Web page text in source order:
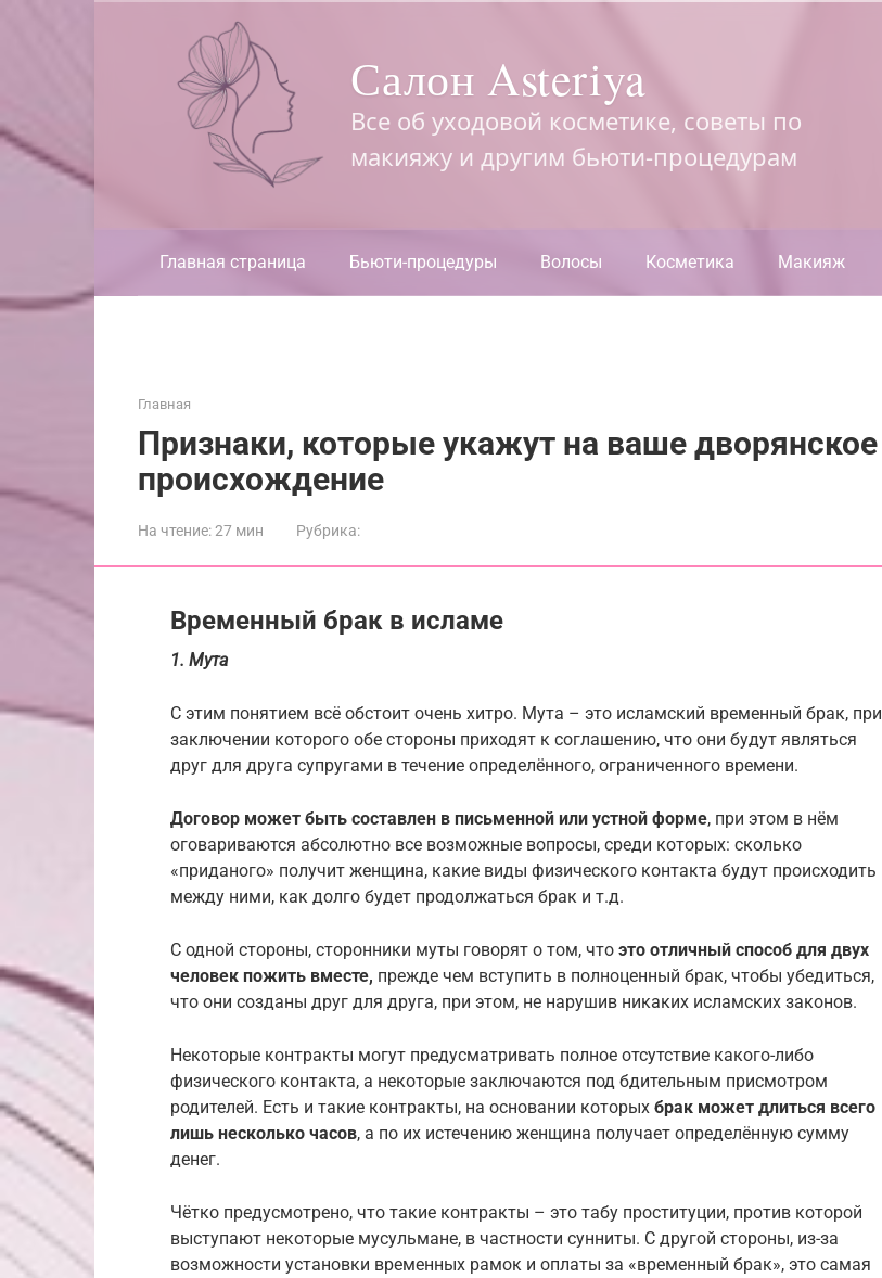
Салон Asteriya
Все об уходовой косметике, советы по
макияжу и другим бьюти-процедурам
Главная страница Бьюти-процедуры Волосы Косметика Макияж
Главная
Признаки, которые укажут на ваше дворянское
происхождение
На чтение:27 мин Рубрика:
Временный брак в исламе
1. Мута
С этим понятием всё обстоит очень хитро. Мута – это исламский временный брак, при
заключении которого обе стороны приходят к соглашению, что они будут являться
друг для друга супругами в течение определённого, ограниченного времени.
Договор может быть составлен в письменной или устной форме, при этом в нём
оговариваются абсолютно все возможные вопросы, среди которых: сколько
«приданого» получит женщина, какие виды физического контакта будут происходить
между ними, как долго будет продолжаться брак и т.д.
С одной стороны, сторонники муты говорят о том, что это отличный способ для двух
человек пожить вместе, прежде чем вступить в полноценный брак, чтобы убедиться,
что они созданы друг для друга, при этом, не нарушив никаких исламских законов.
Некоторые контракты могут предусматривать полное отсутствие какого-либо
физического контакта, а некоторые заключаются под бдительным присмотром
родителей. Есть и такие контракты, на основании которых брак может длиться всего
лишь несколько часов, а по их истечению женщина получает определённую сумму
денег.
Чётко предусмотрено, что такие контракты – это табу проституции, против которой
выступают некоторые мусульмане, в частности сунниты. С другой стороны, из-за
возможности установки временных рамок и оплаты за «временный брак», это самая